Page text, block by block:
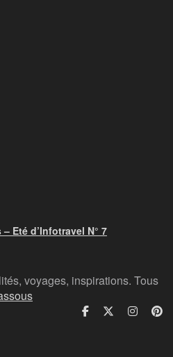
Eté d’Infotravel N° 7
voyages, inspirations. Tous